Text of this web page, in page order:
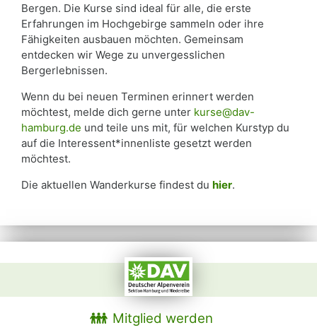
Bergen. Die Kurse sind ideal für alle, die erste
Erfahrungen im Hochgebirge sammeln oder ihre
Fähigkeiten ausbauen möchten. Gemeinsam
entdecken wir Wege zu unvergesslichen
Bergerlebnissen.
Wenn du bei neuen Terminen erinnert werden
möchtest, melde dich gerne unter kurse@dav-
hamburg.de und teile uns mit, für welchen Kurstyp du
auf die Interessent*innenliste gesetzt werden
möchtest.
Die aktuellen Wanderkurse findest du hier.
Mitglied werden